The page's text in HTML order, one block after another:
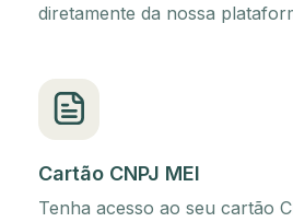
diretamente da nossa
Cartão CNPJ MEI
Tenha acesso ao seu cartão